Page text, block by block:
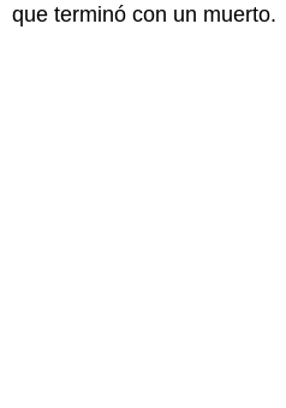
que terminó con un muerto.